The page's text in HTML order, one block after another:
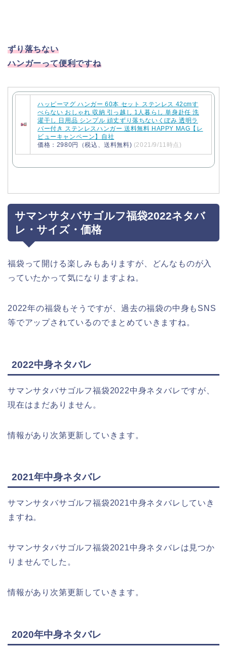
ずり落ちない
ハンガーって便利ですね
ハッピーマグ ハンガー 60本 セット ステンレス 42cmす
べらない おしゃれ 収納 引っ越し 1人暮らし 単身赴任 洗
濯干し 日用品 シンプル 頑丈ずり落ちないくぼみ 透明ラ
バー付き ステンレスハンガー 送料無料 HAPPY MAG【レ
ビューキャンペーン】自社
価格：2980円（税込、送料無料) (2021/9/11時点)
サマンサタバサゴルフ福袋2022ネタバ
レ・サイズ・価格
福袋って開ける楽しみもありますが、どんなものが入
っていたかって気になりますよね。
2022年の福袋もそうですが、過去の福袋の中身もSNS
等でアップされているのでまとめていきますね。
2022中身ネタバレ
サマンサタバサゴルフ福袋2022中身ネタバレですが、
現在はまだありません。
情報があり次第更新していきます。
2021年中身ネタバレ
サマンサタバサゴルフ福袋2021中身ネタバレしていき
ますね。
サマンサタバサゴルフ福袋2021中身ネタバレは見つか
りませんでした。
情報があり次第更新していきます。
2020年中身ネタバレ